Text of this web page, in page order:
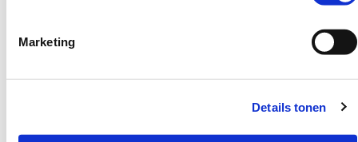
Marketing
Details tonen
Adolescente...